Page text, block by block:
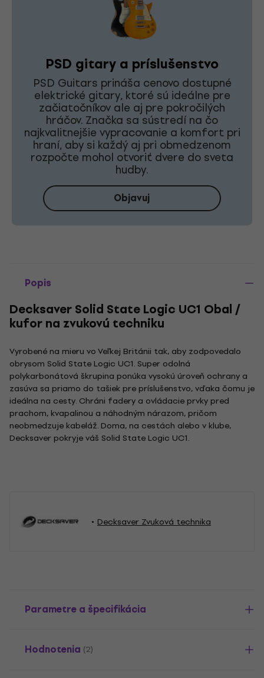
PSD gitary a príslušenstvo
PSD Guitars prináša cenovo dostupné
elektrické gitary, ktoré sú ideálne pre
začiatočníkov ale aj pre pokročilých
hráčov. Značka sa sústredí na čo
najkvalitnejšie vypracovanie a komfort pri
hraní, aby si každý aj pri obmedzenom
rozpočte mohol otvoriť dvere do sveta
hudby.
Objavuj
Popis
Decksaver Solid State Logic UC1 Obal /
kufor na zvukovú techniku
Vyrobené na mieru vo Veľkej Británii tak, aby zodpovedalo
obrysom Solid State Logic UC1. Super odolná
polykarbonátová škrupina ponúka vysokú úroveň ochrany a
zasúva sa priamo do tašiek pre príslušenstvo, vďaka čomu je
ideálna na cesty. Chráni fadery a ovládacie prvky pred
prachom, kvapalinou a náhodným nárazom, pričom
neobmedzuje kabeláž. Doma, na cestách alebo v klube,
Decksaver pokryje váš Solid State Logic UC1.
Decksaver Zvuková technika
Parametre a špecifikácia
Hodnotenia (2)